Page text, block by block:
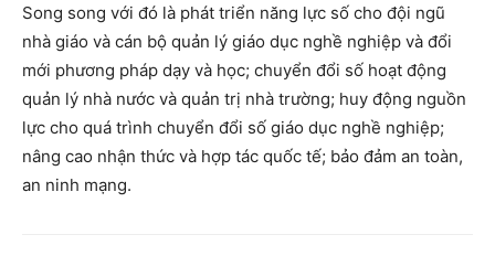
Song song với đó là phát triển năng lực số cho đội ngũ
nhà giáo và cán bộ quản lý giáo dục nghề nghiệp và đổi
mới phương pháp dạy và học; chuyển đổi số hoạt động
quản lý nhà nước và quản trị nhà trường; huy động nguồn
lực cho quá trình chuyển đổi số giáo dục nghề nghiệp;
nâng cao nhận thức và hợp tác quốc tế; bảo đảm an toàn,
an ninh mạng.